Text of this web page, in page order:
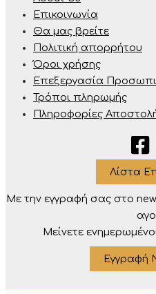
Επικοινωνία
Θα μας βρείτε
Πολιτική απορρήτου
Όροι χρήσης
Επεξεργασία
Τρόποι πληρωμής
Πληροφορίες
Λίστα
Με την εγγραφή σας στο
Μείνετε
Εγγραφή